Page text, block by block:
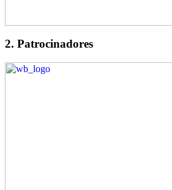
2. Patrocinadores